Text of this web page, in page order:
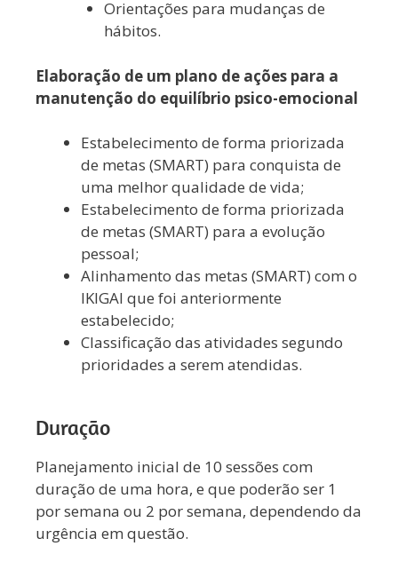
Orientações para mudanças de
hábitos.
Elaboração de um plano de ações para a
manutenção do equilíbrio psico-emocional
Estabelecimento de forma priorizada
de metas (SMART) para conquista de
uma melhor qualidade de vida;
Estabelecimento de forma priorizada
de metas (SMART) para a evolução
pessoal;
Alinhamento das metas (SMART) com o
IKIGAI que foi anteriormente
estabelecido;
Classificação das atividades segundo
prioridades a serem atendidas.
Duração
Planejamento inicial de 10 sessões com
duração de uma hora, e que poderão ser 1
por semana ou 2 por semana, dependendo da
urgência em questão.